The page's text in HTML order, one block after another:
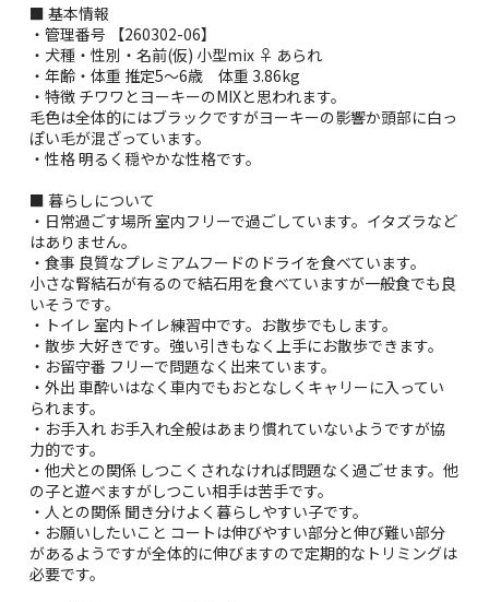
■ 基本情報
・管理番号 【260302-06】
・犬種・性別・名前(仮) 小型mix ♀ あられ
・年齢・体重 推定5～6歳 体重 3.86kg
・特徴 チワワとヨーキーのMIXと思われます。
毛色は全体的にはブラックですがヨーキーの影響か頭部に白っ
ぽい毛が混ざっています。
・性格 明るく穏やかな性格です。
■ 暮らしについて
・日常過ごす場所 室内フリーで過ごしています。イタズラなど
はありません。
・食事 良質なプレミアムフードのドライを食べています。
小さな腎結石が有るので結石用を食べていますが一般食でも良
いそうです。
・トイレ 室内トイレ練習中です。お散歩でもします。
・散歩 大好きです。強い引きもなく上手にお散歩できます。
・お留守番 フリーで問題なく出来ています。
・外出 車酔いはなく車内でもおとなしくキャリーに入ってい
られます。
・お手入れ お手入れ全般はあまり慣れていないようですが協
力的です。
・他犬との関係 しつこくされなければ問題なく過ごせます。他
の子と遊べますがしつこい相手は苦手です。
・人との関係 聞き分けよく暮らしやすい子です。
・お願いしたいこと コートは伸びやすい部分と伸び難い部分
があるようですが全体的に伸びますので定期的なトリミングは
必要です。